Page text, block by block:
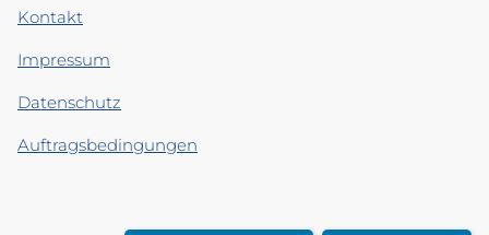
Kontakt
Impressum
Datenschutz
Auftragsbedingungen